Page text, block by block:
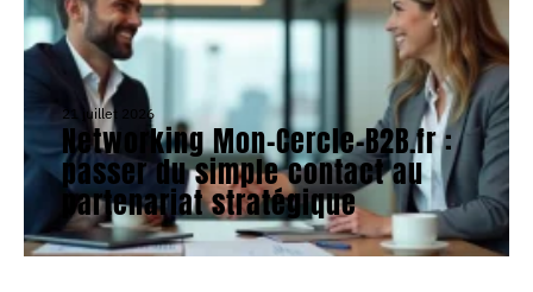
21 juillet 2026
Networking Mon-Cercle-B2B.fr :
passer du simple contact au
partenariat stratégique